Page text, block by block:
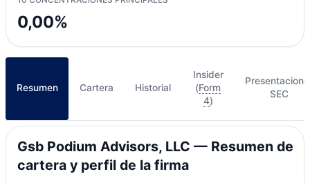
0,00%
Resumen Cartera Historial
Insider
(Form
4)
SEC
Gsb Podium Advisors, LLC — Resumen de
cartera y perfil de la firma